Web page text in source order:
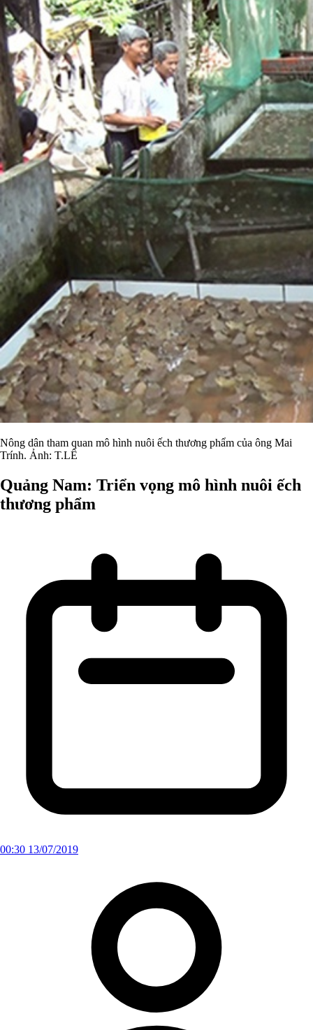
Nông dân tham quan mô hình nuôi ếch thương phẩm của ông Mai
Trính. Ảnh: T.LÊ
Quảng Nam: Triển vọng mô hình nuôi ếch
thương phẩm
00:30 13/07/2019